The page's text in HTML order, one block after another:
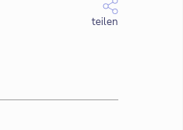
teilen